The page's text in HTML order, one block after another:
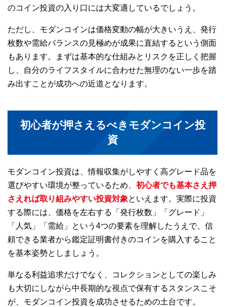
のコイン投資の入り口には大変適しているでしょう。
ただし、モダンコインは価格変動の幅が大きいうえ、発行
枚数や需給バランスの見極めが成果に直結するという側面
もあります。まずは基本的な仕組みとリスクを正しく把握
し、自分のライフスタイルに合わせた無理のない一歩を踏
み出すことが成功への近道となります。
初心者が押さえるべきモダンコイン投
資
モダンコイン投資は、情報収集がしやすく高グレード品を
選びやすい環境が整っているため、 初心者でも基本さえ押
さえれば取り組みやすい投資対象といえます。実際に投資
する際には、価格を左右する「発行枚数」「グレード」
「人気」「需給」という4つの要素を理解したうえで、信
頼できる業者から鑑定証明書付きのコインを購入すること
を基本姿勢としましょう。
単なる利益追求だけでなく、コレクションとしての楽しみ
も大切にしながら中長期的な視点で保有するスタンスこそ
が、モダンコイン投資を成功させるための土台です。